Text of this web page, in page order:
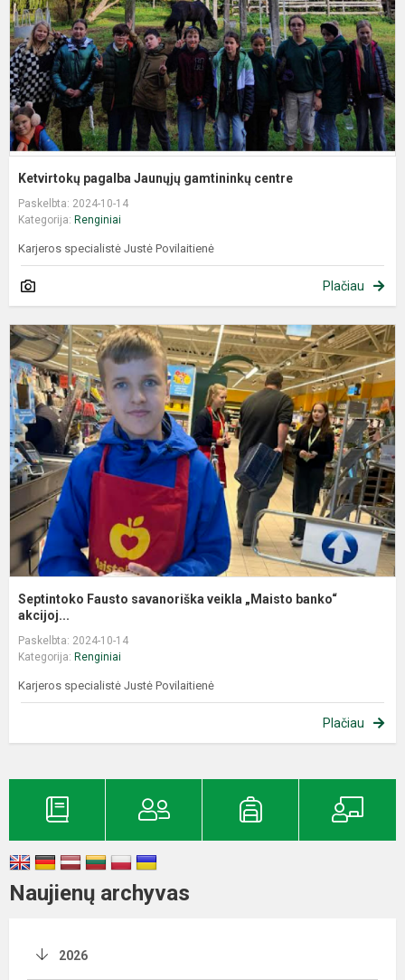
Ketvirtokų pagalba Jaunųjų gamtininkų centre
Paskelbta: 2024-10-14
Kategorija: Renginiai
Karjeros specialistė Justė Povilaitienė
Plačiau
Septintoko Fausto savanoriška veikla „Maisto banko“
akcijoj...
Paskelbta: 2024-10-14
Kategorija: Renginiai
Karjeros specialistė Justė Povilaitienė
Plačiau
Naujienų archyvas
2026